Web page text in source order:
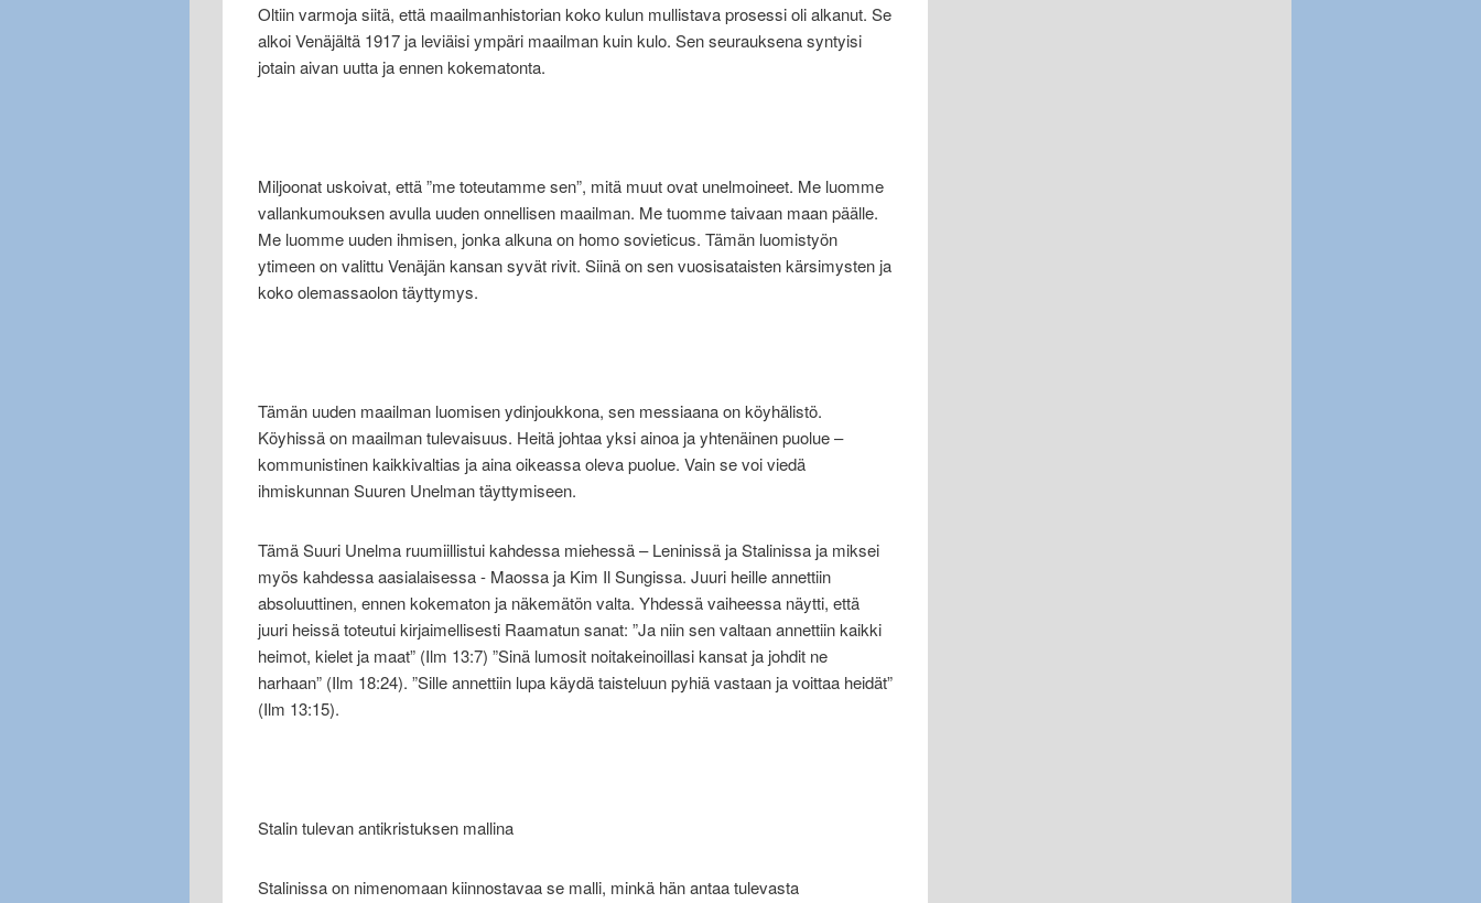
Oltiin varmoja siitä, että maailmanhistorian koko kulun mullistava prosessi oli alkanut. Se
alkoi Venäjältä 1917 ja leviäisi ympäri maailman kuin kulo. Sen seurauksena syntyisi
jotain aivan uutta ja ennen kokematonta.
Miljoonat uskoivat, että ”me toteutamme sen”, mitä muut ovat unelmoineet. Me luomme
vallankumouksen avulla uuden onnellisen maailman. Me tuomme taivaan maan päälle.
Me luomme uuden ihmisen, jonka alkuna on homo sovieticus. Tämän luomistyön
ytimeen on valittu Venäjän kansan syvät rivit. Siinä on sen vuosisataisten kärsimysten ja
koko olemassaolon täyttymys.
Tämän uuden maailman luomisen ydinjoukkona, sen messiaana on köyhälistö.
Köyhissä on maailman tulevaisuus. Heitä johtaa yksi ainoa ja yhtenäinen puolue –
kommunistinen kaikkivaltias ja aina oikeassa oleva puolue. Vain se voi viedä
ihmiskunnan Suuren Unelman täyttymiseen.
Tämä Suuri Unelma ruumiillistui kahdessa miehessä – Leninissä ja Stalinissa ja miksei
myös kahdessa aasialaisessa - Maossa ja Kim Il Sungissa. Juuri heille annettiin
absoluuttinen, ennen kokematon ja näkemätön valta. Yhdessä vaiheessa näytti, että
juuri heissä toteutui kirjaimellisesti Raamatun sanat: ”Ja niin sen valtaan annettiin kaikki
heimot, kielet ja maat” (Ilm 13:7) ”Sinä lumosit noitakeinoillasi kansat ja johdit ne
harhaan” (Ilm 18:24). ”Sille annettiin lupa käydä taisteluun pyhiä vastaan ja voittaa heidät”
(Ilm 13:15).
Stalin tulevan antikristuksen mallina
Stalinissa on nimenomaan kiinnostavaa se malli, minkä hän antaa tulevasta